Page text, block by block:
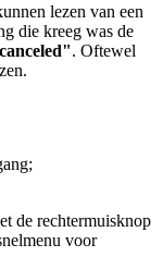
lezen van een
die kreeg was de
. Oftewel
de rechtermuisknop
voor